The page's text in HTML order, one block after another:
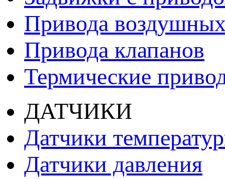
Привода
Привода клапанов
Термические
ДАТЧИКИ
Датчики
Датчики давления